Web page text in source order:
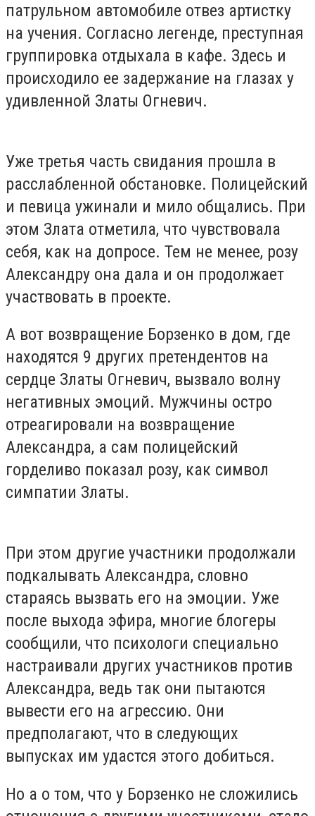
патрульном автомобиле отвез артистку
на учения. Согласно легенде, преступная
группировка отдыхала в кафе. Здесь и
происходило ее задержание на глазах у
удивленной Златы Огневич.
Уже третья часть свидания прошла в
расслабленной обстановке. Полицейский
и певица ужинали и мило общались. При
этом Злата отметила, что чувствовала
себя, как на допросе. Тем не менее, розу
Александру она дала и он продолжает
участвовать в проекте.
А вот возвращение Борзенко в дом, где
находятся 9 других претендентов на
сердце Златы Огневич, вызвало волну
негативных эмоций. Мужчины остро
отреагировали на возвращение
Александра, а сам полицейский
горделиво показал розу, как символ
симпатии Златы.
При этом другие участники продолжали
подкалывать Александра, словно
стараясь вызвать его на эмоции. Уже
после выхода эфира, многие блогеры
сообщили, что психологи специально
настраивали других участников против
Александра, ведь так они пытаются
вывести его на агрессию. Они
предполагают, что в следующих
выпусках им удастся этого добиться.
Но а о том, что у Борзенко не сложились